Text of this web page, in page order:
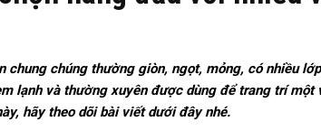
chung chúng thường giòn, ngọt, mỏng, có nhiều
lạnh và thường xuyên được dùng để trang trí một
hãy theo dõi bài viết dưới đây nhé.